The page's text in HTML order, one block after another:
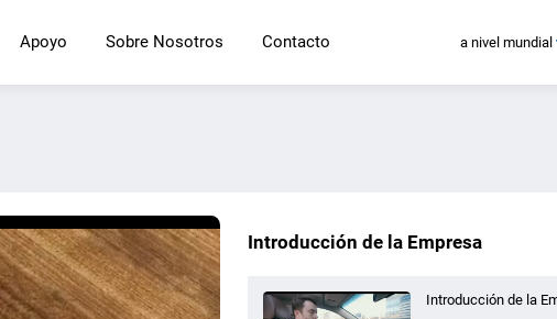
Apoyo Sobre Nosotros Contacto a nivel mundial
Introducción de la Empresa
Introducción de la